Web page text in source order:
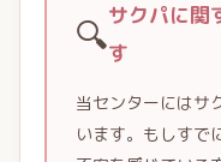
🔍サクパに関
す
当センターにはサ
います。もしすで